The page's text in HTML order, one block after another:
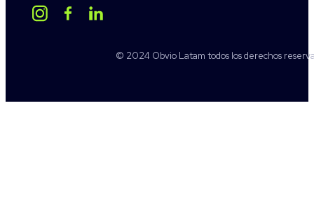
© 2024 Obvio Latam todos los derechos